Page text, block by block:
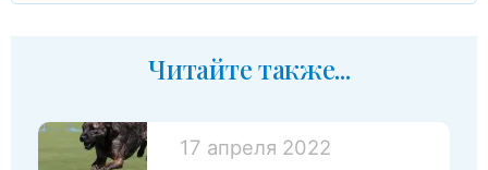
Читайте также...
17 апреля 2022